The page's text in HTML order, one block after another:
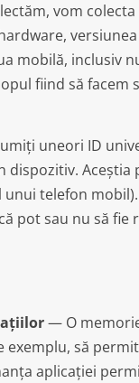
vom
mobilă, inclusiv
fiind să facem
uneori ID
unui telefon
pot sau nu să
— O
să
aplicației